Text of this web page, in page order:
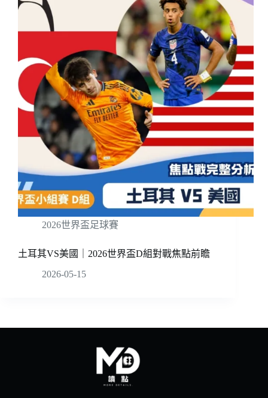
2026世界盃足球賽
土耳其VS美國｜2026世界盃D組對戰焦點前瞻
2026-05-15